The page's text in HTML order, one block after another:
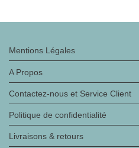
Mentions Légales
A Propos
Contactez-nous et Service Client
Politique de confidentialité
Livraisons & retours